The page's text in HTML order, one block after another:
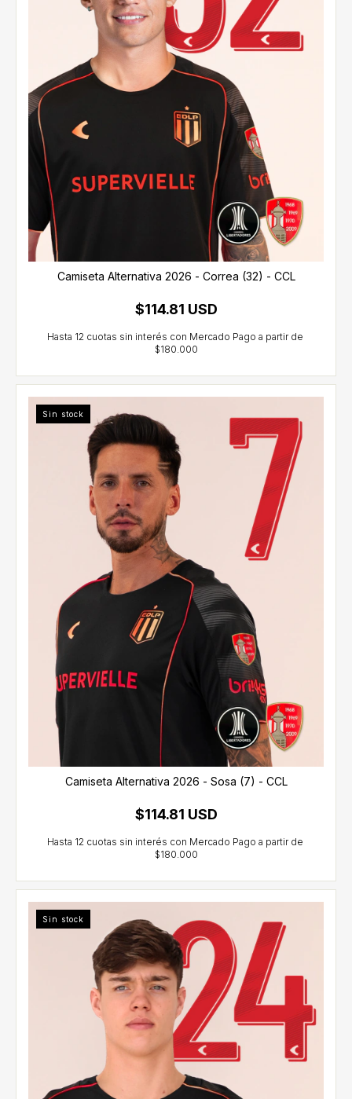
Camiseta Alternativa 2026 - Correa (32) - CCL
$114.81 USD
Sin stock
Camiseta Alternativa 2026 - Sosa (7) - CCL
$114.81 USD
Sin stock